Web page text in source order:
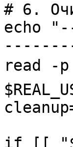
# 6.
echo
read -p
if [[